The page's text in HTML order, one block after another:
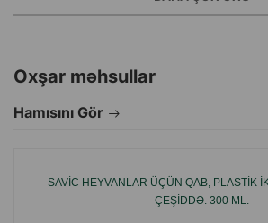
suda yumağa imkan verir, həmçinin
yuyula bilər.
Oxşar məhsullar
Hamısını Gör
SAVIC HEYVANLAR ÜÇÜN QAB, PLASTIK
ÇEŞIDDƏ. 300 ML.